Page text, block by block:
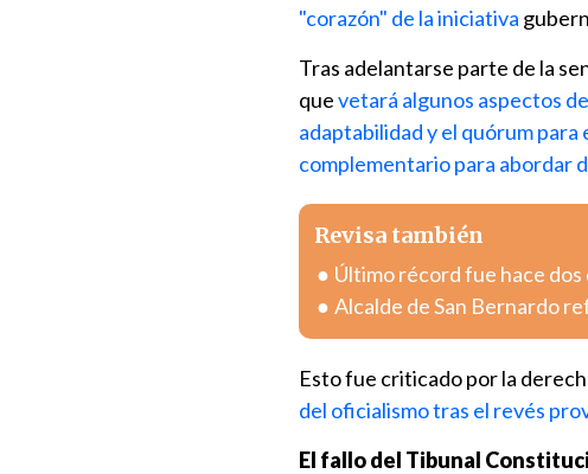
"corazón" de la iniciativa
Tras adelantarse parte de la
quevetará algunos aspectos
adaptabilidad y el quórum
complementario para abordar
Revisa también
Último récord fue hace
Alcalde de San Bernardo
Esto fue criticado por la
del oficialismo tras el revés
El fallo del Tibunal